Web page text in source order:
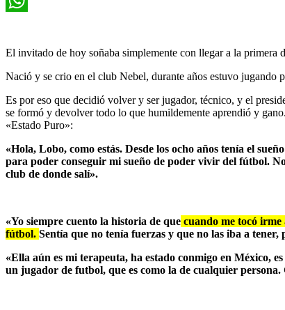
El invitado de hoy soñaba simplemente con llegar a la
Nació y se crio en el club Nebel, durante años estuvo jugando
Es por eso que decidió volver y ser jugador, técnico, y el
se formó y devolver todo lo que humildemente aprendió y
«Estado Puro»:
«Hola, Lobo, como estás. Desde los ocho años tenía el
para poder conseguir mi sueño de poder vivir del fútbol.
club de donde salí».
«Yo siempre cuento la historia de que cuando me tocó irme
fútbol. Sentía que no tenía fuerzas y que no las iba a
«Ella aún es mi terapeuta, ha estado conmigo en México,
un jugador de futbol, que es como la de cualquier